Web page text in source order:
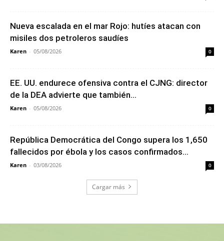
Nueva escalada en el mar Rojo: hutíes atacan con
misiles dos petroleros saudíes
Karen - 05/08/2026 0
EE. UU. endurece ofensiva contra el CJNG: director
de la DEA advierte que también...
Karen - 05/08/2026 0
República Democrática del Congo supera los 1,650
fallecidos por ébola y los casos confirmados...
Karen - 03/08/2026 0
Cargar más